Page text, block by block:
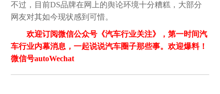
不过，目前DS品牌在网上的舆论环境十分糟糕，大部分
网友对其如今现状感到可惜。
欢迎订阅微信公众号《汽车行业关注》，第一时间汽
车行业内幕消息，一起说说汽车圈子那些事。欢迎爆料！
微信号autoWechat